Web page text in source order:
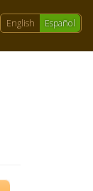
English Español